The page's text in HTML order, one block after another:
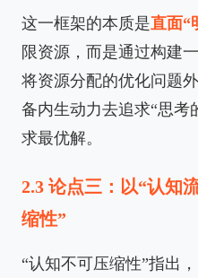
这一框架的本质是直面“
限资源，而是通过构建
将资源分配的优化问题
备内生动力去追求“思考
求最优解。
2.3 论点三：以“认知
缩性”
“认知不可压缩性”指出